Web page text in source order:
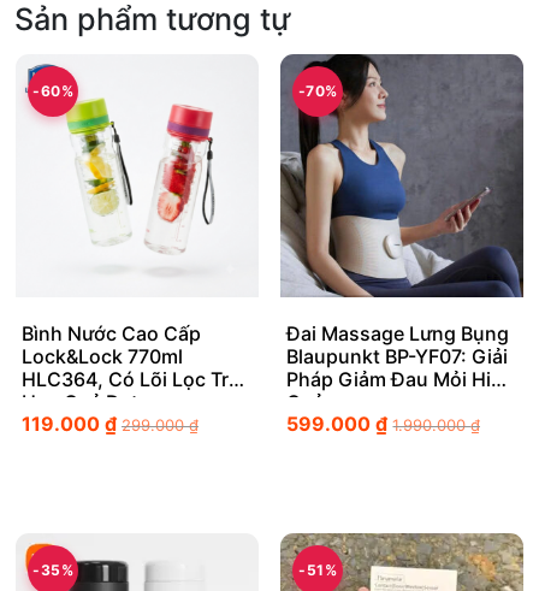
Sản phẩm tương tự
-60%
Bình Nước Cao Cấp
Lock&Lock 770ml
HLC364, Có Lõi Lọc Trà,
Hoa Quả Detox
119.000 ₫ 299.000₫
-70%
Đai Massage Lưng Bụng
Blaupunkt BP-YF07: Giải
Pháp Giảm Đau Mỏi Hiệu
Quả
599.000₫ 1.990.000₫
-35% -51%